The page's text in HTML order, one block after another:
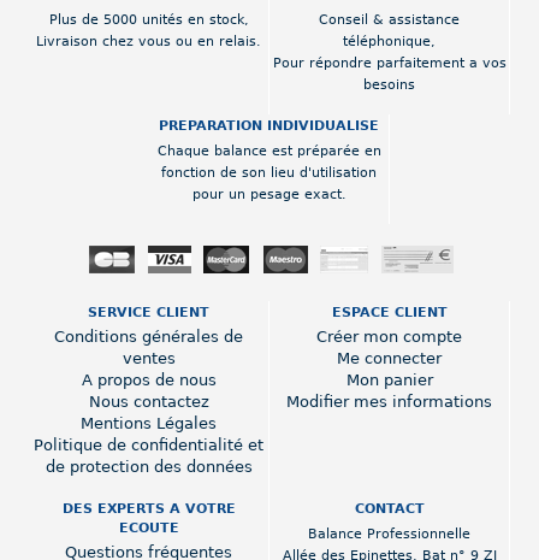
Plus de 5000 unités en stock,
Livraison chez vous ou en relais.
Conseil & assistance
téléphonique,
Pour répondre parfaitement a vos
besoins
PREPARATION INDIVIDUALISE
Chaque balance est préparée en
fonction de son lieu d'utilisation
pour un pesage exact.
SERVICE CLIENT
Conditions générales de
ventes
A propos de nous
Nous contactez
Mentions Légales
Politique de confidentialité et
de protection des données
ESPACE CLIENT
Créer mon compte
Me connecter
Mon panier
Modifier mes informations
DES EXPERTS A VOTRE
ECOUTE
Questions fréquentes
CONTACT
Balance Professionnelle
Allée des Epinettes, Bat n° 9 ZI